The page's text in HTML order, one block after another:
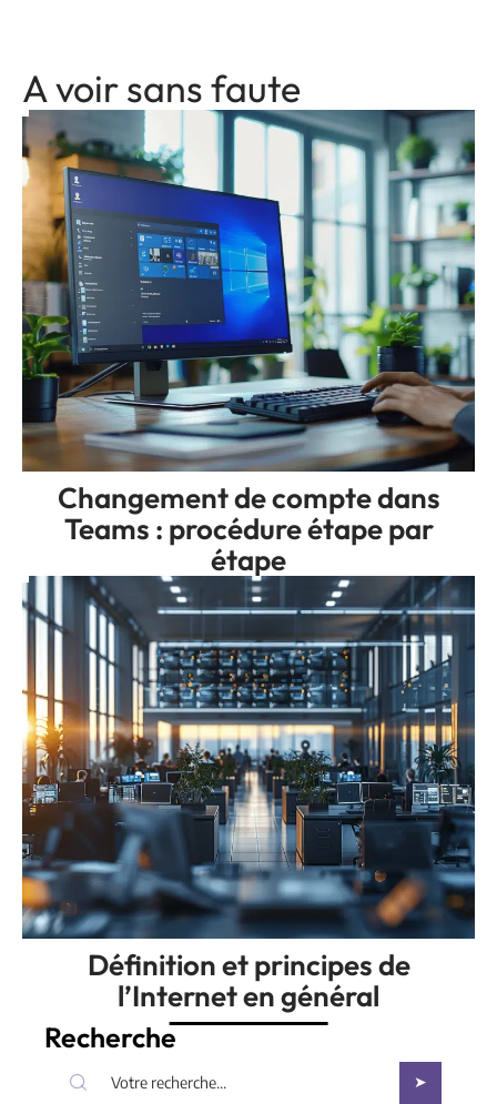
A voir sans faute
Changement de compte dans
Teams : procédure étape par
étape
Définition et principes de
l’Internet en général
Recherche